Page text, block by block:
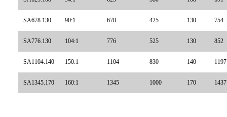
SA678.130 90:1 678 425 130 754
SA776.130 104:1 776 525 130 852
SA1104.140 150:1 1104 830 140 1197
SA1345.170 160:1 1345 1000 170 1437